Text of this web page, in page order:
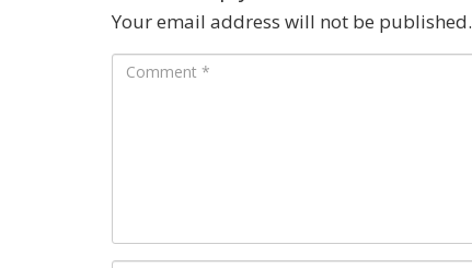
Your email address will not be published.